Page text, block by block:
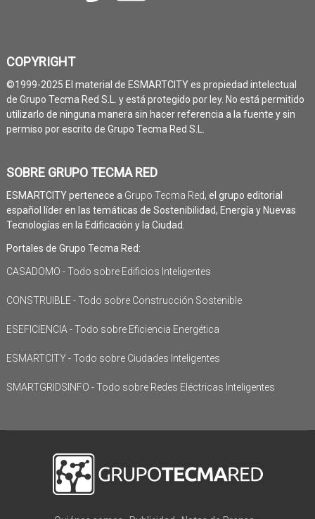
COPYRIGHT
©1999-2025 El material de ESMARTCITY es propiedad intelectual
de Grupo Tecma Red S.L. y está protegido por ley. No está permitido
utilizarlo de ninguna manera sin hacer referencia a la fuente y sin
permiso por escrito de Grupo Tecma Red S.L.
SOBRE GRUPO TECMA RED
ESMARTCITY pertenece a Grupo Tecma Red, el grupo editorial
español líder en las temáticas de Sostenibilidad, Energía y Nuevas
Tecnologías en la Edificación y la Ciudad.
Portales de Grupo Tecma Red:
CASADOMO - Todo sobre Edificios Inteligentes
CONSTRUIBLE - Todo sobre Construcción Sostenible
ESEFICIENCIA - Todo sobre Eficiencia Energética
ESMARTCITY - Todo sobre Ciudades Inteligentes
SMARTGRIDSINFO - Todo sobre Redes Eléctricas Inteligentes